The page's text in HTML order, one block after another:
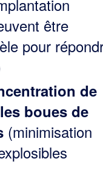
être
pour
de
boues de
(minimisation